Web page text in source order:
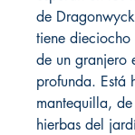
de
tiene
de un granjero
profunda. Está
mantequilla,
hierbas del